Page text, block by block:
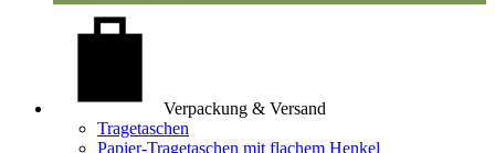
Verpackung & Versand
Tragetaschen
Papier-Tragetaschen mit flachem Henkel